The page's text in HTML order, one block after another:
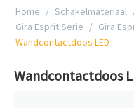
Home / Schakelmateriaal
Gira Esprit Serie / Gira
Wandcontactdoos LED
Wandcontactdoos